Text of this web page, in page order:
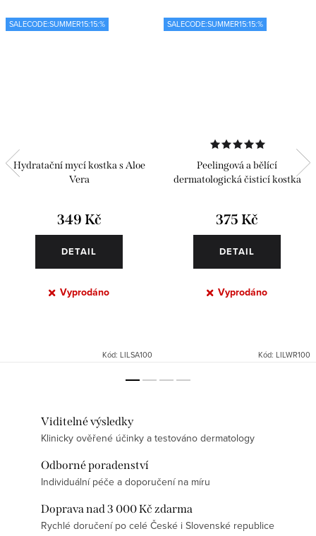
SALECODE:SUMMER15:15:%
Hydratační mycí kostka s Aloe
Vera
349 Kč
DETAIL
Vyprodáno
Kód: LILSA100
SALECODE:SUMMER15:15:%
Peelingová a bělící
dermatologická čisticí kostka
375 Kč
DETAIL
Vyprodáno
Kód: LILWR100
Viditelné výsledky
Klinicky ověřené účinky a testováno dermatology
Odborné poradenství
Individuální péče a doporučení na míru
Doprava nad 3 000 Kč zdarma
Rychlé doručení po celé České i Slovenské republice